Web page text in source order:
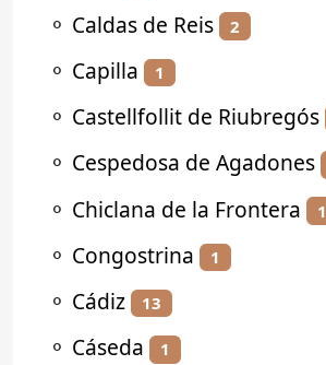
⚬ Caldas de Reis 2
⚬ Capilla 1
⚬ Castellfollit de Riubregós
⚬ Cespedosa de Agadones
⚬ Chiclana de la Frontera 1
⚬ Congostrina 1
⚬ Cádiz 13
⚬ Cáseda 1